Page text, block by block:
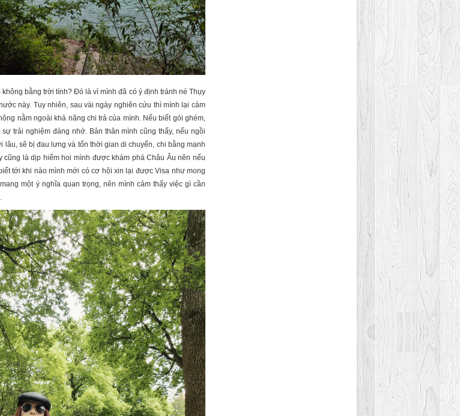
bằng trời tính? Đó là vì mình đã có ý định tránh né Thụy
này. Tuy nhiên, sau vài ngày nghiên cứu thì mình lại cảm
nằm ngoài khả năng chi trả của mình. Nếu biết gói ghém,
trải nghiệm đáng nhớ. Bản thân mình cũng thấy, nếu ngồi
lâu, sẽ bị đau lưng và tốn thời gian di chuyển, chi bằng mạnh
cũng là dịp hiếm hoi mình được khám phá Châu Âu nên nếu
tới khi nào mình mới có cơ hội xin lại được Visa như mong
một ý nghĩa quan trọng, nên mình cảm thấy việc gì cần